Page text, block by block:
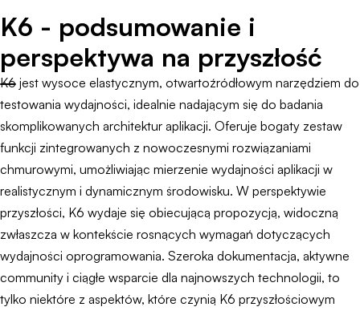
K6 - podsumowanie i
perspektywa na przyszłość
K6 jest wysoce elastycznym, otwartoźródłowym narzędziem do
testowania wydajności, idealnie nadającym się do badania
skomplikowanych architektur aplikacji. Oferuje bogaty zestaw
funkcji zintegrowanych z nowoczesnymi rozwiązaniami
chmurowymi, umożliwiając mierzenie wydajności aplikacji w
realistycznym i dynamicznym środowisku. W perspektywie
przyszłości, K6 wydaje się obiecującą propozycją, widoczną
zwłaszcza w kontekście rosnących wymagań dotyczących
wydajności oprogramowania. Szeroka dokumentacja, aktywne
community i ciągłe wsparcie dla najnowszych technologii, to
tylko niektóre z aspektów, które czynią K6 przyszłościowym